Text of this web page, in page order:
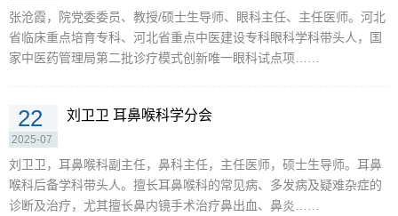
张沧霞，院党委委员、教授/硕士生导师、眼科主任、主任医师。河北
省临床重点培育专科、河北省重点中医建设专科眼科学科带头人，国
家中医药管理局第二批诊疗模式创新唯一眼科试点项……
22
2025-07
刘卫卫 耳鼻喉科学分会
刘卫卫，耳鼻喉科副主任，鼻科主任，主任医师，硕士生导师。耳鼻
喉科后备学科带头人。擅长耳鼻喉科的常见病、多发病及疑难杂症的
诊断及治疗，尤其擅长鼻内镜手术治疗鼻出血、鼻炎……